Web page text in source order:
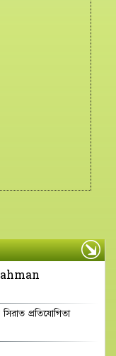
প্রতিযোগিতা